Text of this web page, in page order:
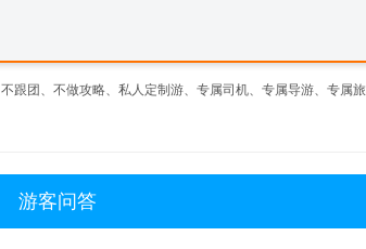
不跟团、不做攻略、私人定制游、专属司机、专属导游、专属
游客问答